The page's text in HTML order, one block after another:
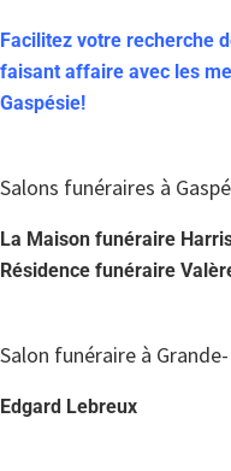
Facilitez votre recherche
faisant affaire avec les
Gaspésie!
Salons funéraires à Gaspé
La Maison funéraire
Résidence funéraire
Salon funéraire à
Edgard Lebreux